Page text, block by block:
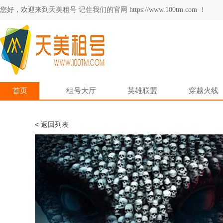
您好，欢迎来到天美租号 记住我们的官网 https://www.100tm.com ！
首页 租号大厅 英雄联盟 穿越火线
< 返回列表